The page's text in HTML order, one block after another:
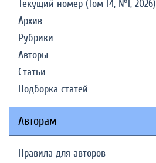
Текущий номер (Том 14, №1, 2026)
Архив
Рубрики
Авторы
Статьи
Подборка статей
Авторам
Правила для авторов